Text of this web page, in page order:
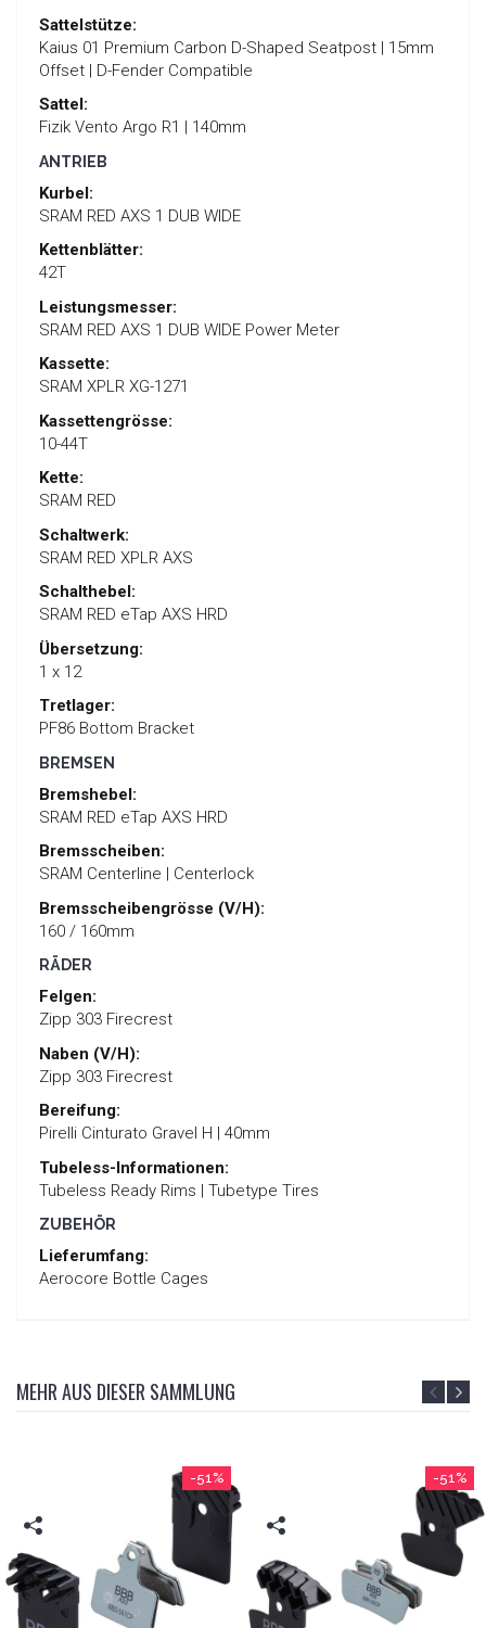
Sattelstütze:
Kaius 01 Premium Carbon D-Shaped Seatpost | 15mm
Offset | D-Fender Compatible
Sattel:
Fizik Vento Argo R1 | 140mm
ANTRIEB
Kurbel:
SRAM RED AXS 1 DUB WIDE
Kettenblätter:
42T
Leistungsmesser:
SRAM RED AXS 1 DUB WIDE Power Meter
Kassette:
SRAM XPLR XG-1271
Kassettengrösse:
10-44T
Kette:
SRAM RED
Schaltwerk:
SRAM RED XPLR AXS
Schalthebel:
SRAM RED eTap AXS HRD
Übersetzung:
1 x 12
Tretlager:
PF86 Bottom Bracket
BREMSEN
Bremshebel:
SRAM RED eTap AXS HRD
Bremsscheiben:
SRAM Centerline | Centerlock
Bremsscheibengrösse (V/H):
160 / 160mm
RÄDER
Felgen:
Zipp 303 Firecrest
Naben (V/H):
Zipp 303 Firecrest
Bereifung:
Pirelli Cinturato Gravel H | 40mm
Tubeless-Informationen:
Tubeless Ready Rims | Tubetype Tires
ZUBEHÖR
Lieferumfang:
Aerocore Bottle Cages
MEHR AUS DIESER SAMMLUNG
-51% -51%